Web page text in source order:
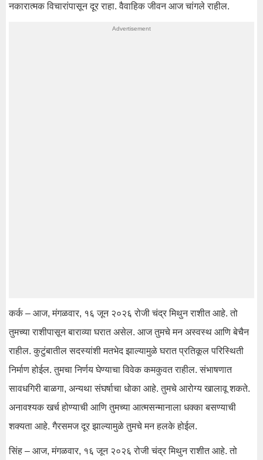
नकारात्मक विचारांपासून दूर राहा. वैवाहिक जीवन आज चांगले राहील.
कर्क – आज, मंगळवार, १६ जून २०२६ रोजी चंद्र मिथुन राशीत आहे. तो
तुमच्या राशीपासून बाराव्या घरात असेल. आज तुमचे मन अस्वस्थ आणि बेचैन
राहील. कुटुंबातील सदस्यांशी मतभेद झाल्यामुळे घरात प्रतिकूल परिस्थिती
निर्माण होईल. तुमचा निर्णय घेण्याचा विवेक कमकुवत राहील. संभाषणात
सावधगिरी बाळगा, अन्यथा संघर्षाचा धोका आहे. तुमचे आरोग्य खालावू शकते.
अनावश्यक खर्च होण्याची आणि तुमच्या आत्मसन्मानाला धक्का बसण्याची
शक्यता आहे. गैरसमज दूर झाल्यामुळे तुमचे मन हलके होईल.
सिंह – आज, मंगळवार, १६ जून २०२६ रोजी चंद्र मिथुन राशीत आहे. तो